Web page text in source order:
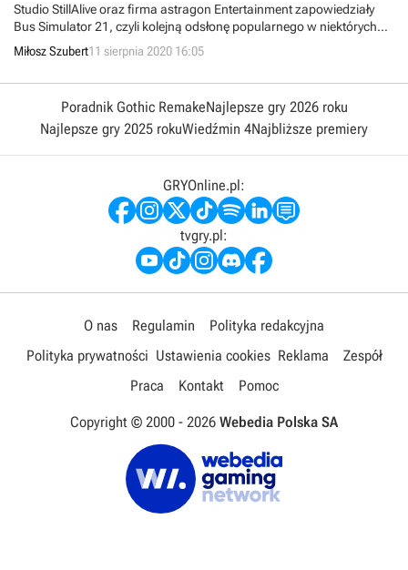
Studio StillAlive oraz firma astragon Entertainment zapowiedziały
Bus Simulator 21, czyli kolejną odsłonę popularnego w niektórych
kręgach cyklu gier umożliwiających wcielenie się w kierowcę
autobusu. Produkcja zadebiutuje na PC, PlayStation 4 oraz Xboksie
Miłosz Szubert11 sierpnia 2020 16:05
Poradnik Gothic RemakeNajlepsze gry 2026 roku
Najlepsze gry 2025 rokuWiedźmin 4Najbliższe premiery
GRYOnline.pl:
tvgry.pl:
O nas Regulamin
Polityka redakcyjna
Polityka prywatności Ustawienia cookies Reklama
Zespół
Praca
Kontakt Pomoc
Copyright © 2000 - 2026 Webedia Polska SA